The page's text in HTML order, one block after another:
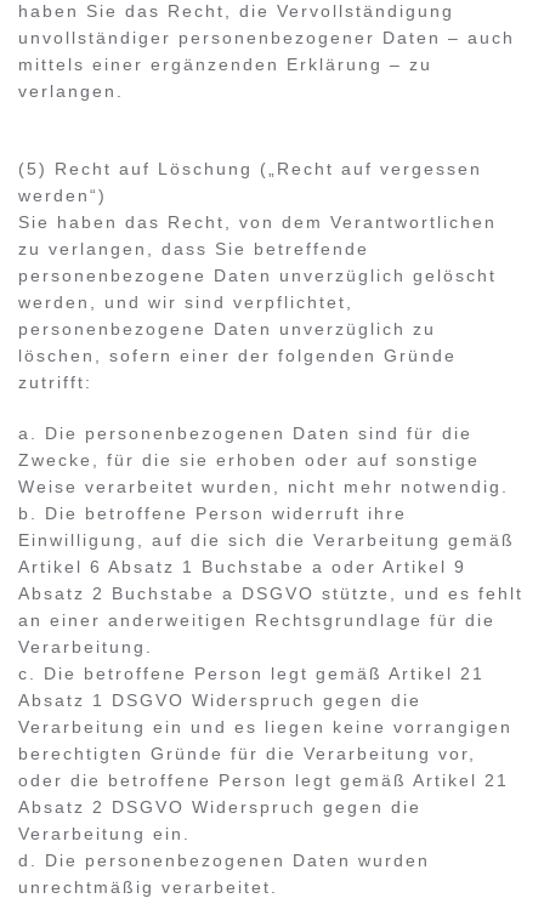
haben Sie das Recht, die Vervollständigung
unvollständiger personenbezogener Daten – auch
mittels einer ergänzenden Erklärung – zu
verlangen.
(5) Recht auf Löschung („Recht auf vergessen
werden“)
Sie haben das Recht, von dem Verantwortlichen
zu verlangen, dass Sie betreffende
personenbezogene Daten unverzüglich gelöscht
werden, und wir sind verpflichtet,
personenbezogene Daten unverzüglich zu
löschen, sofern einer der folgenden Gründe
zutrifft:
a. Die personenbezogenen Daten sind für die
Zwecke, für die sie erhoben oder auf sonstige
Weise verarbeitet wurden, nicht mehr notwendig.
b. Die betroffene Person widerruft ihre
Einwilligung, auf die sich die Verarbeitung gemäß
Artikel 6 Absatz 1 Buchstabe a oder Artikel 9
Absatz 2 Buchstabe a DSGVO stützte, und es fehlt
an einer anderweitigen Rechtsgrundlage für die
Verarbeitung.
c. Die betroffene Person legt gemäß Artikel 21
Absatz 1 DSGVO Widerspruch gegen die
Verarbeitung ein und es liegen keine vorrangigen
berechtigten Gründe für die Verarbeitung vor,
oder die betroffene Person legt gemäß Artikel 21
Absatz 2 DSGVO Widerspruch gegen die
Verarbeitung ein.
d. Die personenbezogenen Daten wurden
unrechtmäßig verarbeitet.